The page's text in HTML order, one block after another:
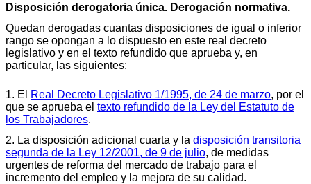
Disposición derogatoria única. Derogación normativa.
Quedan derogadas cuantas disposiciones de igual o inferior
rango se opongan a lo dispuesto en este real decreto
legislativo y en el texto refundido que aprueba y, en
particular, las siguientes:
1. El Real Decreto Legislativo 1/1995, de 24 de marzo, por el
que se aprueba el texto refundido de la Ley del Estatuto de
los Trabajadores.
2. La disposición adicional cuarta y la disposición transitoria
segunda de la Ley 12/2001, de 9 de julio, de medidas
urgentes de reforma del mercado de trabajo para el
incremento del empleo y la mejora de su calidad.